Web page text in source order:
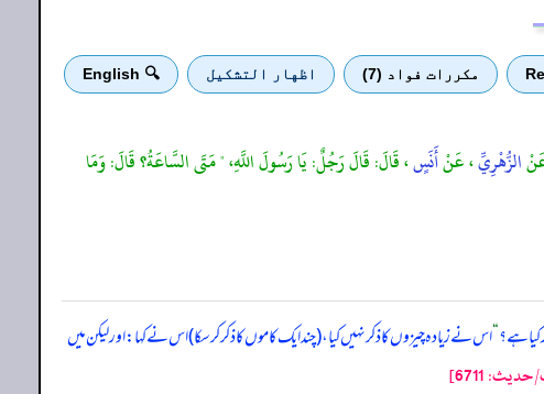
مكررات فواد (7) اظهار التشكيل 🔍 English
الزُّهْرِيِّ، عَنْأَنَسٍ، قَالَ: قَالَ رَجُلٌ: يَا رَسُولَ اللَّهِ، " مَتَى السَّاعَةُ؟ قَالَ: وَمَا
ہے؟“اس نے زیادہ چیزوں کا ذکر نہیں کیا، (چند ایک کاموں کا ذکر کر سکا) اس نے کہا: اور لیکن میں
6711]